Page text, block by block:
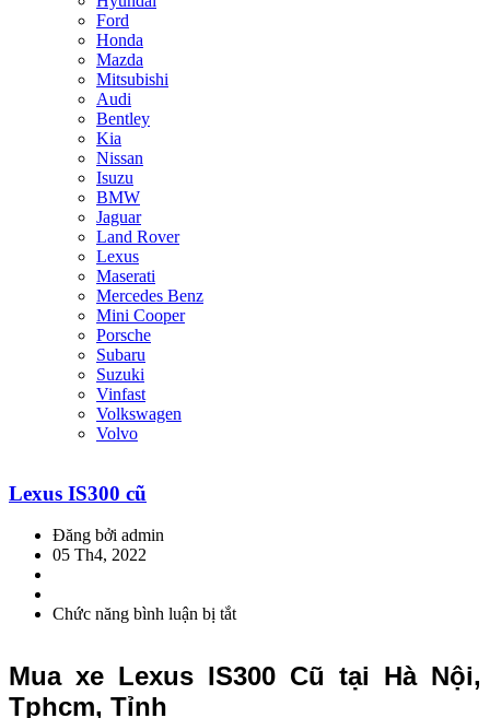
Ford
Honda
Mazda
Mitsubishi
Audi
Bentley
Kia
Nissan
Isuzu
BMW
Jaguar
Land Rover
Lexus
Maserati
Mercedes Benz
Mini Cooper
Porsche
Subaru
Suzuki
Vinfast
Volkswagen
Volvo
Lexus IS300 cũ
Đăng bởi admin
05 Th4, 2022
Chức năng bình luận bị tắtở
cũ
Mua xe Lexus IS300 Cũ tại Hà Nội,
Tphcm, Tỉnh